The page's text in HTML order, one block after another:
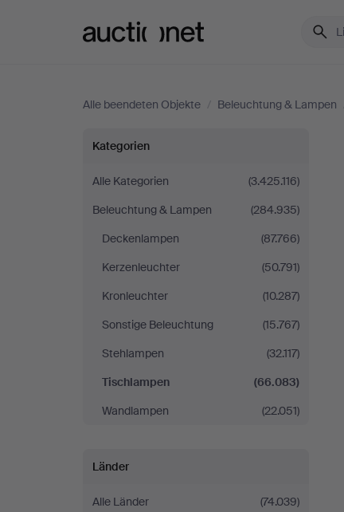
Alle beendeten Objekte / Beleuchtung & Lampen
Tischlampen
in
Schweden
Kategorien
Alle Kategorien
(3.425.116)
Beleuchtung & Lampen
(284.935)
Deckenlampen
(87.766)
Kerzenleuchter
(50.791)
Kronleuchter
(10.287)
Sonstige Beleuchtung
(15.767)
Stehlampen
(32.117)
Tischlampen
(66.083)
Wandlampen
(22.051)
Länder
Alle Länder
(74.039)